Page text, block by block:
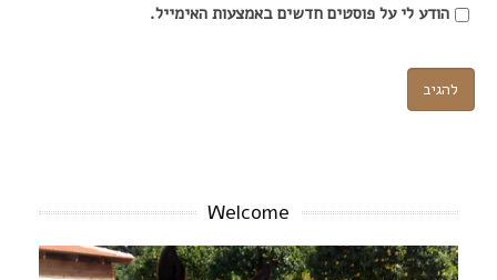
הודע לי על פוסטים חדשים באמצעות האימייל.
Welcome